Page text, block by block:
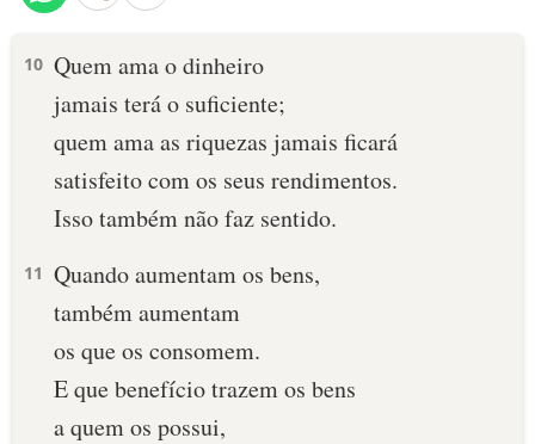
PALAVRA DO DIA
SALMO DO DIA
DEVOCIONAL DIÁRIO
10 MANDAMENTOS
ESTUDOS BÍBLICOS
10 Quem ama o dinheiro
jamais terá o suficiente;
quem ama as riquezas jamais ficará
satisfeito com os seus rendimentos.
Isso também não faz sentido.
11 Quando aumentam os bens,
também aumentam
os que os consomem.
E que benefício trazem os bens
a quem os possui,